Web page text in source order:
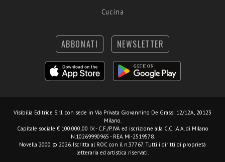
Cucina
ABBONATI NEWSLETTER
Visibilia Editrice S.r.l. con sede in Via Privata Giovannino De Grassi 12/12A, 20123
Milano.
Capitale sociale € 100.000,00 I.V. - C.F./P.IVA ed iscrizione alla C.C.I.A.A. di Milano
N.10269990965 - REA MI-2519578.
Novella 2000 © 2026. Iscritta al ROC con il n.37767. Tutti i diritti di proprietà
letteraria ed artistica riservati.